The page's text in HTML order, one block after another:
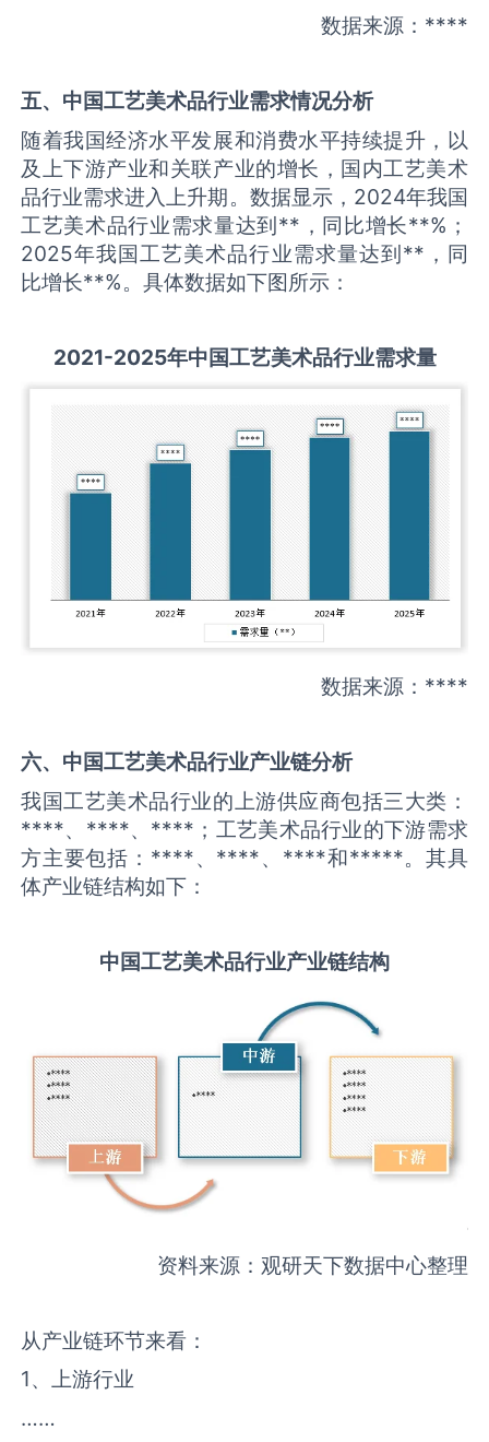
数据来源：****
五、中国工艺美术品行业需求情况分析
随着我国经济水平发展和消费水平持续提升，以
及上下游产业和关联产业的增长，国内工艺美术
品行业需求进入上升期。数据显示，2024年我国
工艺美术品行业需求量达到**，同比增长**%；
2025年我国工艺美术品行业需求量达到**，同
比增长**%。具体数据如下图所示：
2021-2025年中国工艺美术品行业需求量
数据来源：****
六、中国工艺美术品行业产业链分析
我国工艺美术品行业的上游供应商包括三大类：
****、****、****；工艺美术品行业的下游需求
方主要包括：****、****、****和*****。其具
体产业链结构如下：
中国工艺美术品行业产业链结构
资料来源：观研天下数据中心整理
从产业链环节来看：
1、上游行业
……